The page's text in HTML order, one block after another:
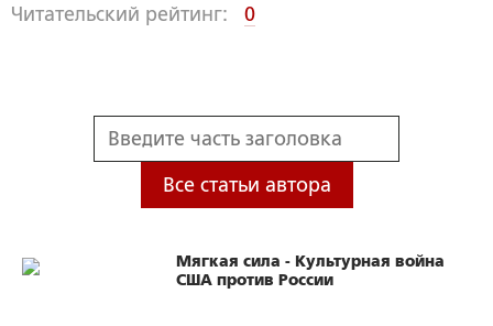
Читательский рейтинг: 0
Все статьи автора
Мягкая сила - Культурная война
США против России